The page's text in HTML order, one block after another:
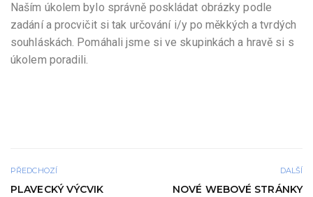
Naším úkolem bylo správně poskládat obrázky podle
zadání a procvičit si tak určování i/y po měkkých a tvrdých
souhláskách. Pomáhali jsme si ve skupinkách a hravě si s
úkolem poradili.
PŘEDCHOZÍ
PLAVECKÝ VÝCVIK
DALŠÍ
NOVÉ WEBOVÉ STRÁNKY